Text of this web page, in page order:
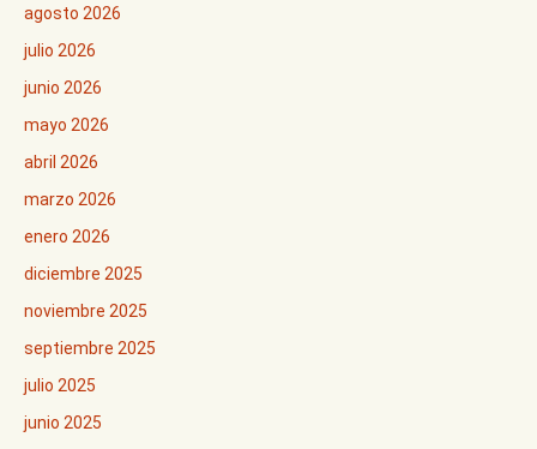
agosto 2026
julio 2026
junio 2026
mayo 2026
abril 2026
marzo 2026
enero 2026
diciembre 2025
noviembre 2025
septiembre 2025
julio 2025
junio 2025